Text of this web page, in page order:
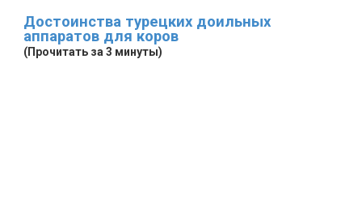
Достоинства турецких доильных
аппаратов для коров
(Прочитать за 3 минуты)